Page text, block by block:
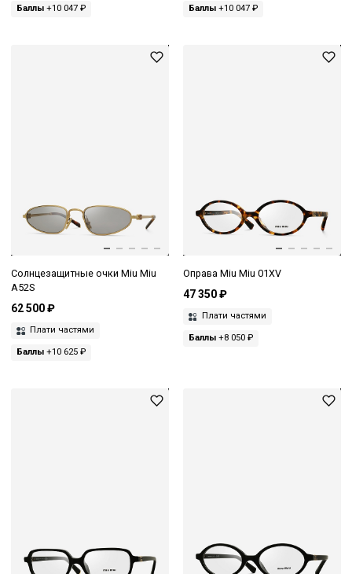
Баллы +10 047 ₽ Баллы+10 047 ₽
Солнцезащитные очки Miu Miu
A52S
62 500 ₽
Плати частями
Баллы +10 625 ₽
Оправа Miu Miu 01XV
47 350 ₽
Плати частями
Баллы+8 050 ₽